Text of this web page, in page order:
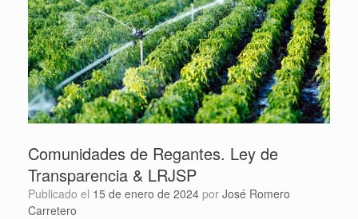
Comunidades de Regantes. Ley de
Transparencia & LRJSP
Publicado el 15 de enero de 2024 por José Romero
Carretero